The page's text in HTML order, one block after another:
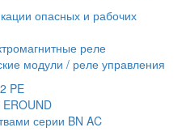
опасных и рабочих
реле
модули / реле управления
PE
серии BN AC